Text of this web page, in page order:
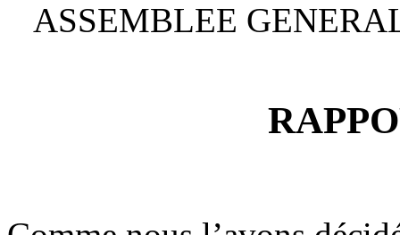
ASSEMBLEE